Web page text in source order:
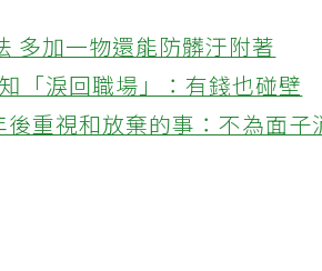
多加一物還能防髒汙附著
「淚回職場」：有錢也碰壁
重視和放棄的事：不為面子